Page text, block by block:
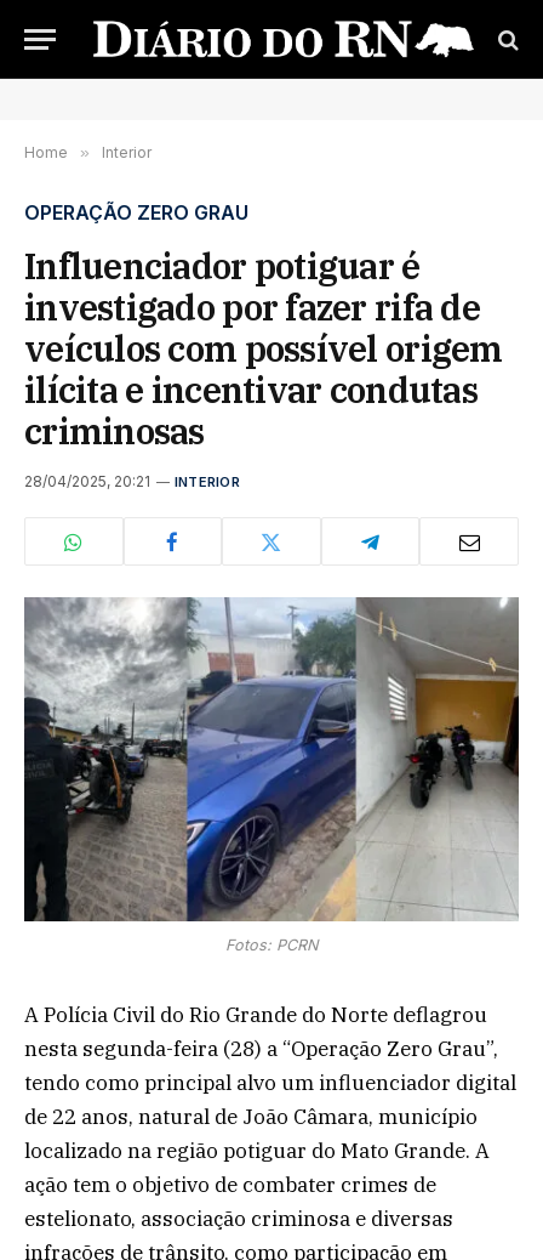
Home » Interior
OPERAÇÃO ZERO GRAU
Influenciador potiguar é
investigado por fazer rifa de
veículos com possível origem
ilícita e incentivar condutas
criminosas
28/04/2025, 20:21 INTERIOR
Fotos: PCRN
A Polícia Civil do Rio Grande do Norte deflagrou
nesta segunda-feira (28) a “Operação Zero Grau”,
tendo como principal alvo um influenciador digital
de 22 anos, natural de João Câmara, município
localizado na região potiguar do Mato Grande. A
ação tem o objetivo de combater crimes de
estelionato, associação criminosa e diversas
infrações de trânsito, como participação em